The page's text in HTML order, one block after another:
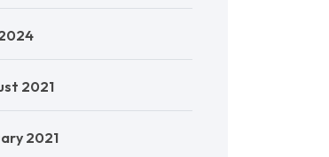
2021
2021